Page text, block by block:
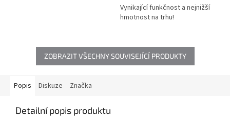
Vynikající funkčnost a nejnižší
hmotnost na trhu!
ZOBRAZIT VŠECHNY SOUVISEJÍCÍ PRODUKTY
Popis Diskuze Značka
Detailní popis produktu